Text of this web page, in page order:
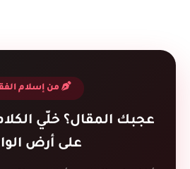
من إسلام
عجبك المقال؟ خلّي
على أرض